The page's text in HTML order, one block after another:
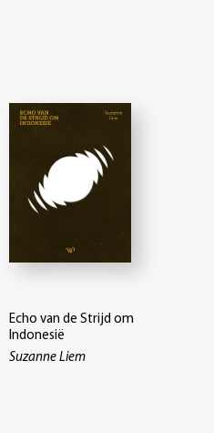
Echo van de Strijd om
Indonesië
Suzanne Liem